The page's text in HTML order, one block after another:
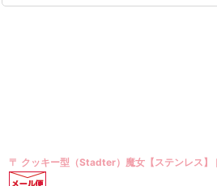
〒 クッキー型（Stadter）クモ・スパイダー【